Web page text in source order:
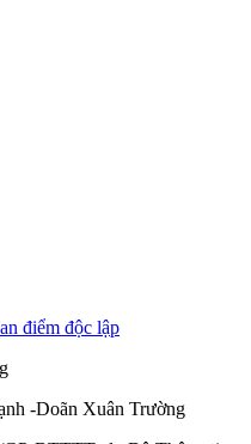
điểm độc lập
-Doãn Xuân Trường